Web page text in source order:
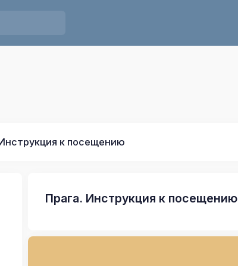
к посещению
Прага. Инструкция к посещению